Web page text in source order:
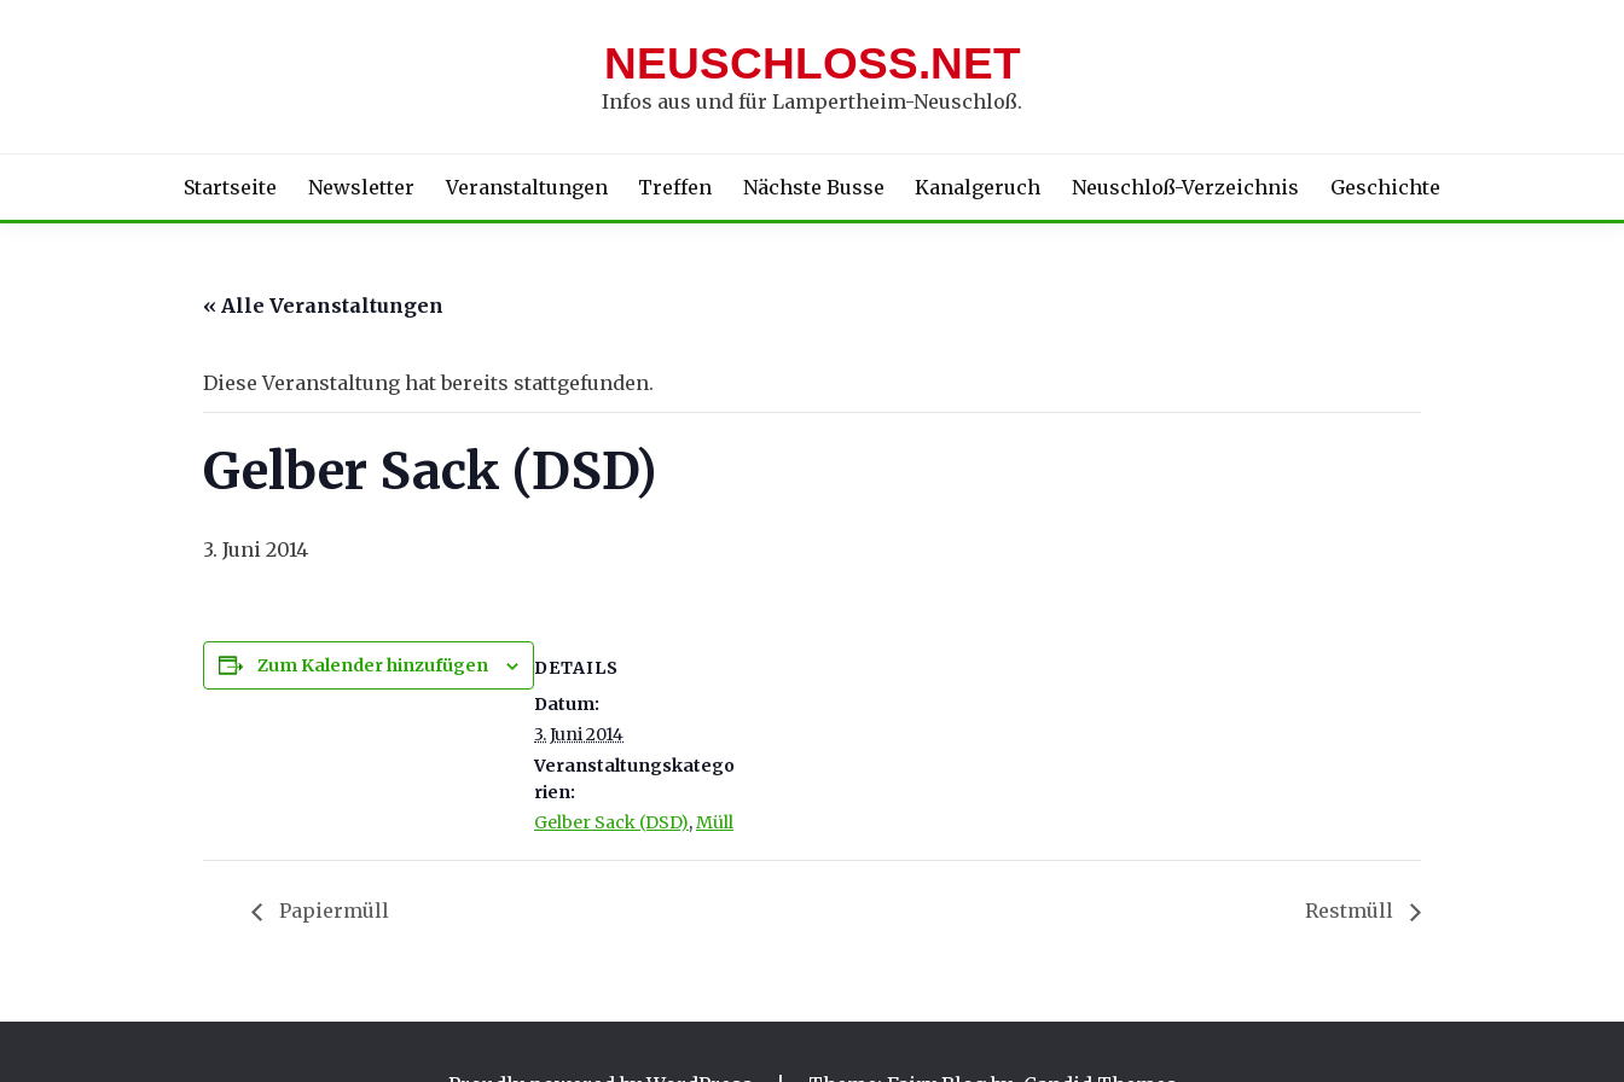
NEUSCHLOSS.NET
Infos aus und für Lampertheim-Neuschloß.
Startseite Newsletter Veranstaltungen Treffen Nächste Busse Kanalgeruch Neuschloß-Verzeichnis Geschichte
« Alle Veranstaltungen
Diese Veranstaltung hat bereits stattgefunden.
Gelber Sack (DSD)
3. Juni 2014
Zum Kalender hinzufügen
DETAILS
Datum:
3. Juni 2014
Veranstaltungskatego
rien:
Gelber Sack (DSD),Müll
Papiermüll Restmüll